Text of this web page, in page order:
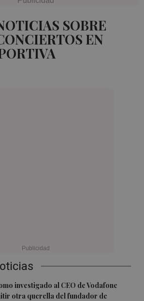
SOBRE
EN
investigado al CEO de Vodafone
otra querella del fundador de